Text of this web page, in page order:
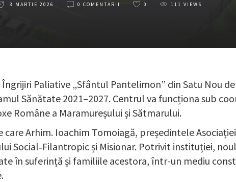
3 MARTIE 2026 0 COMENTARII 0 111 VIEWS
Paliative „Sfântul Pantelimon” din Satu Nou
Sănătate 2021–2027. Centrul va funcționa sub
Române a Maramureșului și Sătmarului.
Arhim. Ioachim Tomoiagă, președintele
Social‑Filantropic și Misionar. Potrivit instituției,
în suferință și familiile acestora, într-un mediu